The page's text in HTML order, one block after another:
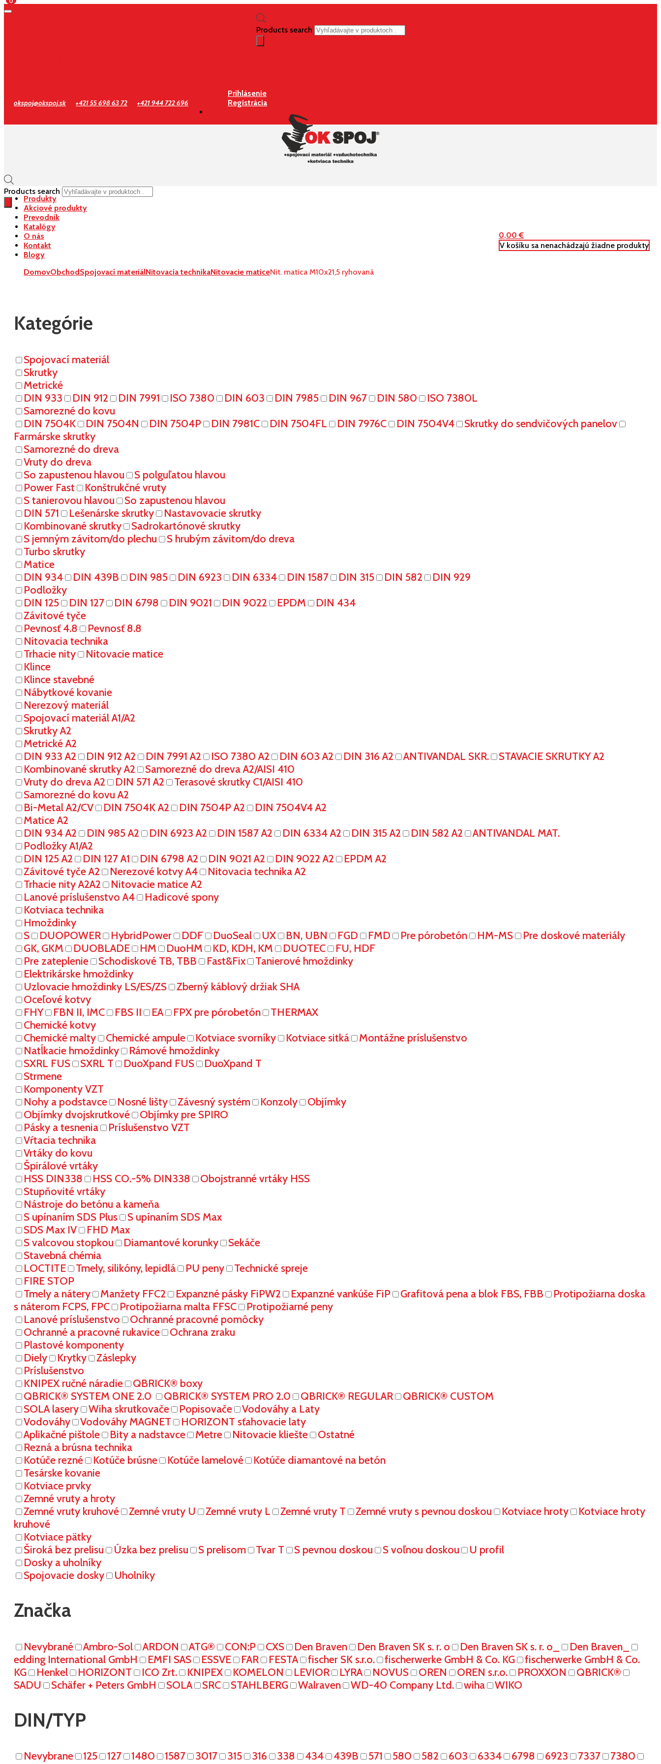
Products search
okspoj@okspoj.sk +421 55 698 63 72 +421 944 722 696
Prihlásenie
Registrácia
Products search
0,00€
V košíku sa nenachádzajú žiadne produkty
Produkty
Akciové produkty
Prevodník
Katalógy
O nás
Kontakt
Blogy
DomovObchodSpojovací materiálNitovacia technikaNitovacie maticeNit. matica M10x21,5 ryhovaná
Kategórie
Spojovací materiál
Skrutky
Metrické
DIN 933
DIN 912 DIN 7991 ISO 7380 DIN 603 DIN 7985 DIN 967 DIN 580
ISO 7380L
Samorezné do kovu
DIN 7504K
DIN 7504N DIN 7504P DIN 7981C DIN 7504FL DIN 7976C DIN 7504V4
Skrutky do sendvičových panelov
Farmárske skrutky
Samorezné do dreva
Vruty do dreva
So zapustenou hlavou
S polguľatou hlavou
Power Fast
Konštrukčné vruty
S tanierovou hlavou
So zapustenou hlavou
DIN 571
Lešenárske skrutky
Nastavovacie skrutky
Kombinované skrutky
Sadrokartónové skrutky
S jemným závitom/do plechu
S hrubým závitom/do dreva
Turbo skrutky
Matice
DIN 934
DIN 439B DIN 985 DIN 6923 DIN 6334 DIN 1587 DIN 315 DIN 582
DIN 929
Podložky
DIN 125
DIN 127 DIN 6798 DIN 9021 DIN 9022 EPDM
DIN 434
Závitové tyče
Pevnosť 4.8
Pevnosť 8.8
Nitovacia technika
Trhacie nity
Nitovacie matice
Klince
Klince stavebné
Nábytkové kovanie
Nerezový materiál
Spojovací materiál A1/A2
Skrutky A2
Metrické A2
DIN 933 A2
DIN 912 A2 DIN 7991 A2 ISO 7380 A2 DIN 603 A2 DIN 316 A2 ANTIVANDAL SKR.
STAVACIE SKRUTKY A2
Kombinované skrutky A2
Samorezné do dreva A2/AISI 410
Vruty do dreva A2
DIN 571 A2
Terasové skrutky C1/AISI 410
Samorezné do kovu A2
Bi-Metal A2/CV
DIN 7504K A2 DIN 7504P A2
DIN 7504V4 A2
Matice A2
DIN 934 A2
DIN 985 A2 DIN 6923 A2 DIN 1587 A2 DIN 6334 A2 DIN 315 A2 DIN 582 A2
ANTIVANDAL MAT.
Podložky A1/A2
DIN 125 A2
DIN 127 A1 DIN 6798 A2 DIN 9021 A2 DIN 9022 A2
EPDM A2
Závitové tyče A2
Nerezové kotvy A4
Nitovacia technika A2
Trhacie nity A2A2
Nitovacie matice A2
Lanové príslušenstvo A4
Hadicové spony
Kotviaca technika
Hmoždinky
S
DUOPOWER HybridPower DDF DuoSeal UX BN, UBN FGD FMD Pre pórobetón HM-MS
Pre doskové materiály
GK, GKM
DUOBLADE HM DuoHM KD, KDH, KM DUOTEC
FU, HDF
Pre zateplenie
Schodiskové TB, TBB Fast&Fix
Tanierové hmoždinky
Elektrikárske hmoždinky
Uzlovacie hmoždinky LS/ES/ZS
Zberný káblový držiak SHA
Oceľové kotvy
FHY
FBN II, IMC FBS II EA FPX pre pórobetón
THERMAX
Chemické kotvy
Chemické malty
Chemické ampule Kotviace svorníky Kotviace sitká
Montážne príslušenstvo
Natĺkacie hmoždinky
Rámové hmoždinky
SXRL FUS
SXRL T DuoXpand FUS
DuoXpand T
Strmene
Komponenty VZT
Nohy a podstavce
Nosné lišty Závesný systém Konzoly
Objímky
Objímky dvojskrutkové
Objímky pre SPIRO
Pásky a tesnenia
Príslušenstvo VZT
Vŕtacia technika
Vrtáky do kovu
Špirálové vrtáky
HSS DIN338
HSS CO.-5% DIN338
Obojstranné vrtáky HSS
Stupňovité vrtáky
Nástroje do betónu a kameňa
S upínaním SDS Plus
S upínaním SDS Max
SDS Max IV
FHD Max
S valcovou stopkou
Diamantové korunky
Sekáče
Stavebná chémia
LOCTITE
Tmely, silikóny, lepidlá PU peny
Technické spreje
FIRE STOP
Tmely a nátery
Manžety FFC2 Expanzné pásky FiPW2 Expanzné vankúše FiP Grafitová pena a blok FBS, FBB
Protipožiarna doska
s náterom FCPS, FPC
Protipožiarna malta FFSC
Protipožiarné peny
Lanové príslušenstvo
Ochranné pracovné pomôcky
Ochranné a pracovné rukavice
Ochrana zraku
Plastové komponenty
Diely
Krytky
Záslepky
Príslušenstvo
KNIPEX ručné náradie
QBRICK® boxy
QBRICK® SYSTEM ONE 2.0
QBRICK® SYSTEM PRO 2.0 QBRICK® REGULAR
QBRICK® CUSTOM
SOLA lasery
Wiha skrutkovače Popisovače
Vodováhy a Laty
Vodováhy
Vodováhy MAGNET
HORIZONT sťahovacie laty
Aplikačné pištole
Bity a nadstavce Metre Nitovacie kliešte
Ostatné
Rezná a brúsna technika
Kotúče rezné
Kotúče brúsne Kotúče lamelové
Kotúče diamantové na betón
Tesárske kovanie
Kotviace prvky
Zemné vruty a hroty
Zemné vruty kruhové
Zemné vruty U Zemné vruty L Zemné vruty T Zemné vruty s pevnou doskou Kotviace hroty
Kotviace hroty
kruhové
Kotviace pätky
Široká bez prelisu
Úzka bez prelisu S prelisom Tvar T S pevnou doskou S voľnou doskou
U profil
Dosky a uholníky
Spojovacie dosky
Uholníky
Značka
Nevybrané Ambro-Sol ARDON ATG® CON:P CXS Den Braven Den Braven SK s. r. o Den Braven SK s. r. o_
Den Braven_
edding International GmbH
EMFI SAS ESSVE FAR FESTA fischer SK s.r.o. fischerwerke GmbH & Co. KG
fischerwerke GmbH & Co.
KG
Henkel HORIZONT ICO Zrt. KNIPEX KOMELON LEVIOR LYRA NOVUS OREN OREN s.r.o. PROXXON
QBRICK®
SADU
Schäfer + Peters GmbH SOLA SRC STAHLBERG Walraven WD-40 Company Ltd. wiha WIKO
DIN/TYP
Nevybrane 125 127 1480 1587 3017 315 316 338 434 439B 571 580 582 603 6334 6798 6923 7337
7380